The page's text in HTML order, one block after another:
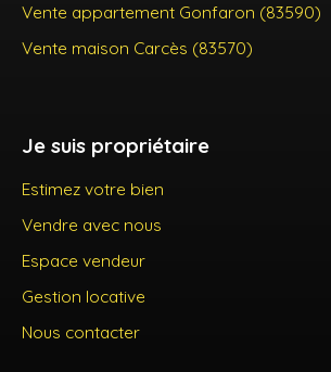
Vente appartement Gonfaron (83590)
Vente maison Carcès (83570)
Je suis propriétaire
Estimez votre bien
Vendre avec nous
Espace vendeur
Gestion locative
Nous contacter